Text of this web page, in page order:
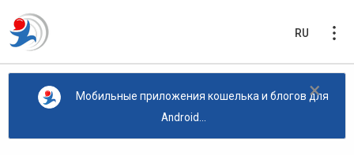
RU
×
Мобильные приложения кошелька и блогов для
Android...